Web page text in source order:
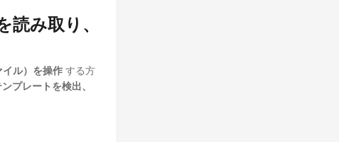
み取り、
ル）を操作 する方
プレートを検出、